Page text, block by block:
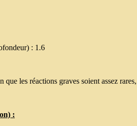
: 1.6
que les réactions graves soient assez
: